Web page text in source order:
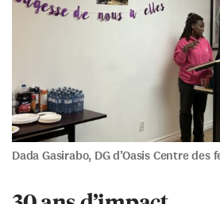
Dada Gasirabo, DG d’Oasis Centre des